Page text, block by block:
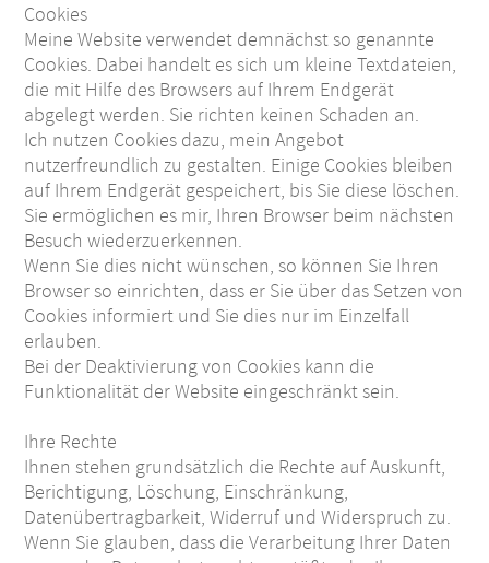
Cookies
Meine Website verwendet demnächst so genannte
Cookies. Dabei handelt es sich um kleine Textdateien,
die mit Hilfe des Browsers auf Ihrem Endgerät
abgelegt werden. Sie richten keinen Schaden an.
Ich nutzen Cookies dazu, mein Angebot
nutzerfreundlich zu gestalten. Einige Cookies bleiben
auf Ihrem Endgerät gespeichert, bis Sie diese löschen.
Sie ermöglichen es mir, Ihren Browser beim nächsten
Besuch wiederzuerkennen.
Wenn Sie dies nicht wünschen, so können Sie Ihren
Browser so einrichten, dass er Sie über das Setzen von
Cookies informiert und Sie dies nur im Einzelfall
erlauben.
Bei der Deaktivierung von Cookies kann die
Funktionalität der Website eingeschränkt sein.
Ihre Rechte
Ihnen stehen grundsätzlich die Rechte auf Auskunft,
Berichtigung, Löschung, Einschränkung,
Datenübertragbarkeit, Widerruf und Widerspruch zu.
Wenn Sie glauben, dass die Verarbeitung Ihrer Daten